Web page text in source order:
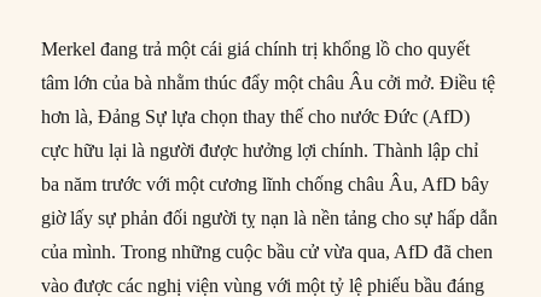
Merkel đang trả một cái giá chính trị khổng lồ cho quyết
tâm lớn của bà nhằm thúc đẩy một châu Âu cởi mở. Điều tệ
hơn là, Đảng Sự lựa chọn thay thế cho nước Đức (AfD)
cực hữu lại là người được hưởng lợi chính. Thành lập chỉ
ba năm trước với một cương lĩnh chống châu Âu, AfD bây
giờ lấy sự phản đối người tỵ nạn là nền tảng cho sự hấp dẫn
của mình. Trong những cuộc bầu cử vừa qua, AfD đã chen
vào được các nghị viện vùng với một tỷ lệ phiếu bầu đáng